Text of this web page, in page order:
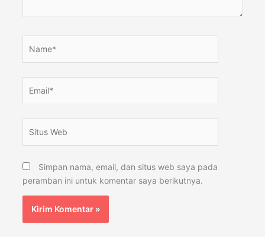
Web
Simpan nama, email, dan situs web saya pada
peramban ini untuk komentar saya berikutnya.